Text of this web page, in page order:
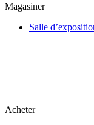
Magasiner
Salle
Acheter